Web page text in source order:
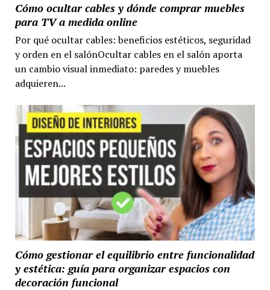
Cómo ocultar cables y dónde comprar muebles
para TV a medida online
Por qué ocultar cables: beneficios estéticos, seguridad
y orden en el salónOcultar cables en el salón aporta
un cambio visual inmediato: paredes y muebles
adquieren...
Cómo gestionar el equilibrio entre funcionalidad
y estética: guía para organizar espacios con
decoración funcional